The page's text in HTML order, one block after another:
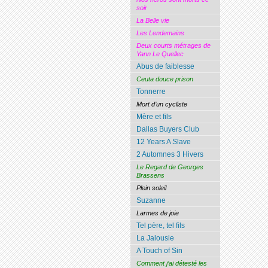
soir
La Belle vie
Les Lendemains
Deux courts métrages de
Yann Le Quellec
Abus de faiblesse
Ceuta douce prison
Tonnerre
Mort d’un cycliste
Mère et fils
Dallas Buyers Club
12 Years A Slave
2 Automnes 3 Hivers
Le Regard de Georges
Brassens
Plein soleil
Suzanne
Larmes de joie
Tel père, tel fils
La Jalousie
A Touch of Sin
Comment j’ai détesté les